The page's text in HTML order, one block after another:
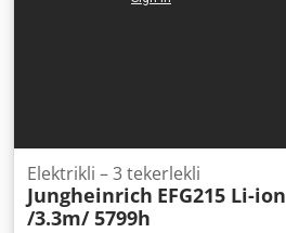
Elektrikli – 3 tekerlekli
Jungheinrich EFG215 Li-ion
/3.3m/ 5799h